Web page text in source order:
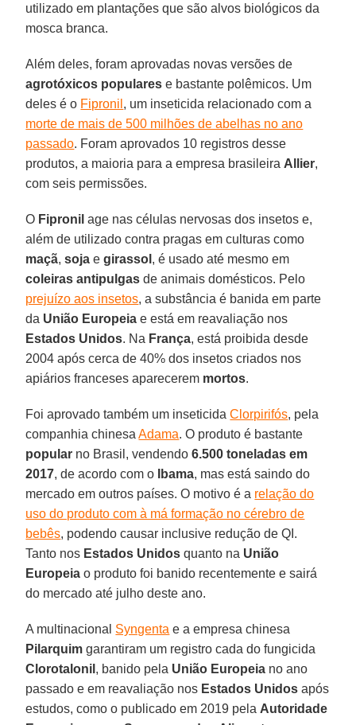
utilizado em plantações que são alvos biológicos da
mosca branca.
Além deles, foram aprovadas novas versões de
agrotóxicos populares e bastante polêmicos. Um
deles é o Fipronil , um inseticida relacionado com a
morte de mais de 500 milhões de abelhas no ano
passado. Foram aprovados 10 registros desse
produtos, a maioria para a empresa brasileira Allier,
com seis permissões.
O Fipronil age nas células nervosas dos insetos e,
além de utilizado contra pragas em culturas como
maçã,soja egirassol , é usado até mesmo em
coleiras antipulgas de animais domésticos. Pelo
prejuízo aos insetos, a substância é banida em parte
da União Europeia e está em reavaliação nos
Estados Unidos. Na França, está proibida desde
2004 após cerca de 40% dos insetos criados nos
apiários franceses aparecerem mortos.
Foi aprovado também um inseticidaClorpirifós, pela
companhia chinesaAdama. O produto é bastante
popular no Brasil, vendendo6.500 toneladas em
2017, de acordo com o Ibama, mas está saindo do
mercado em outros países. O motivo é a relação do
uso do produto com à má formação no cérebro de
bebês, podendo causar inclusive redução de QI.
Tanto nos Estados Unidos quanto na União
Europeia o produto foi banido recentemente e sairá
do mercado até julho deste ano.
A multinacional Syngenta e a empresa chinesa
Pilarquim garantiram um registro cada do fungicida
Clorotalonil , banido pela União Europeia no ano
passado e em reavaliação nos Estados Unidos após
estudos, como o publicado em 2019 pela Autoridade